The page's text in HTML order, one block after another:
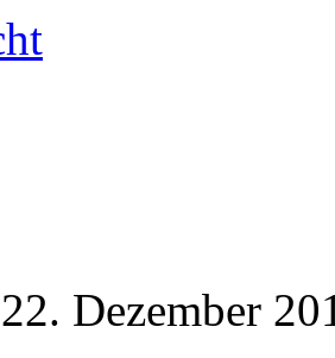
Dezember